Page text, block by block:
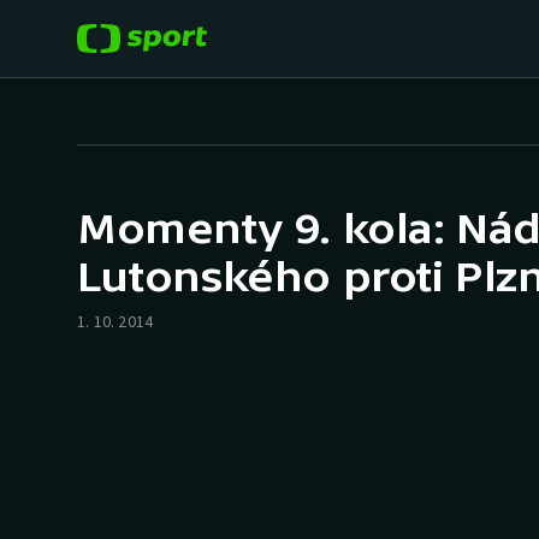
Hokej
Tenis
Baseball a softbal
Basketbal
Momenty 9. kola:
Lutonského proti
1. 10. 2014